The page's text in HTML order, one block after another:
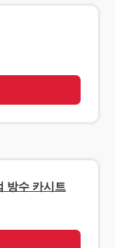
방수 카시트